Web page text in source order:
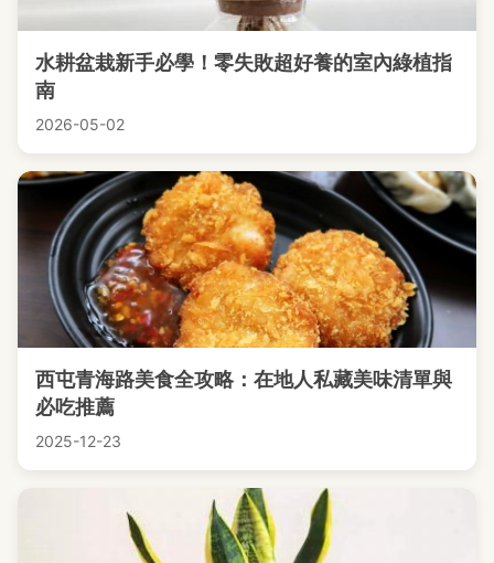
水耕盆栽新手必學！零失敗超好養的室內綠植指
南
2026-05-02
西屯青海路美食全攻略：在地人私藏美味清單與
必吃推薦
2025-12-23